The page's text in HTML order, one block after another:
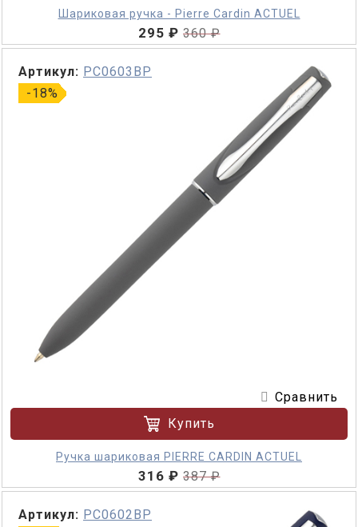
Шариковая ручка - Pierre Cardin ACTUEL
295 ₽ 360 ₽
-18%
Артикул: PC0603BP
Сравнить
Купить
Ручка шариковая PIERRE CARDIN ACTUEL
316 ₽ 387 ₽
Артикул: PC0602BP